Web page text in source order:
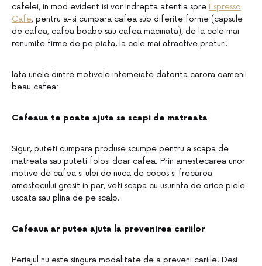
cafelei, in mod evident isi vor indrepta atentia spre Espresso
Cafe, pentru a-si cumpara cafea sub diferite forme (capsule
de cafea, cafea boabe sau cafea macinata), de la cele mai
renumite firme de pe piata, la cele mai atractive preturi.
Iata unele dintre motivele intemeiate datorita carora oamenii
beau cafea:
Cafeaua te poate ajuta sa scapi de matreata
Sigur, puteti cumpara produse scumpe pentru a scapa de
matreata sau puteti folosi doar cafea. Prin amestecarea unor
motive de cafea si ulei de nuca de cocos si frecarea
amestecului gresit in par, veti scapa cu usurinta de orice piele
uscata sau plina de pe scalp.
Cafeaua ar putea ajuta la prevenirea cariilor
Periajul nu este singura modalitate de a preveni cariile. Desi